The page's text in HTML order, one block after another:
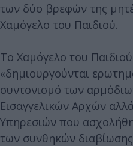
των δύο βρεφών της
Χαμόγελο του Παιδιού.
Το Χαμόγελο του Παιδιού
«δημιουργούνται
συντονισμό των
Εισαγγελικών Αρχών
Υπηρεσιών που
των συνθηκών διαβίωσης